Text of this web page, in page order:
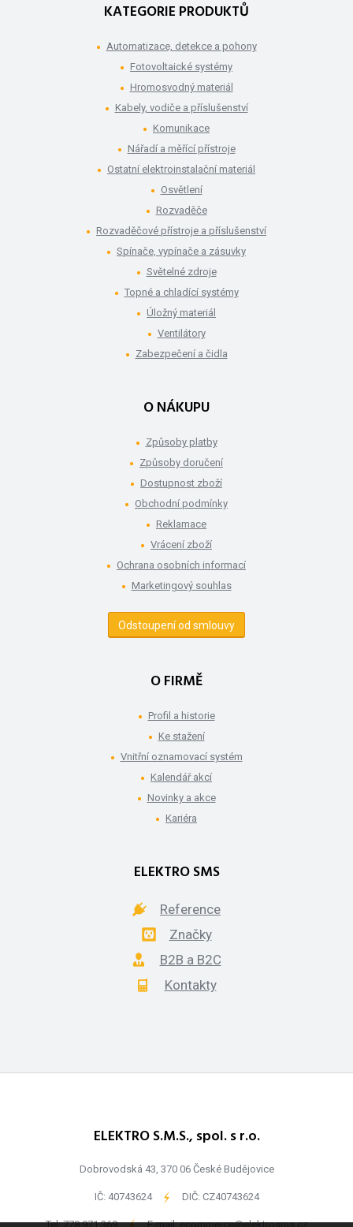
KATEGORIE PRODUKTŮ
Automatizace, detekce a pohony
Fotovoltaické systémy
Hromosvodný materiál
Kabely, vodiče a příslušenství
Komunikace
Nářadí a měřící přístroje
Ostatní elektroinstalační materiál
Osvětlení
Rozvaděče
Rozvaděčové přístroje a příslušenství
Spínače, vypínače a zásuvky
Světelné zdroje
Topné a chladící systémy
Úložný materiál
Ventilátory
Zabezpečení a čidla
O NÁKUPU
Způsoby platby
Způsoby doručení
Dostupnost zboží
Obchodní podmínky
Reklamace
Vrácení zboží
Ochrana osobních informací
Marketingový souhlas
Odstoupení od smlouvy
O FIRMĚ
Profil a historie
Ke stažení
Vnitřní oznamovací systém
Kalendář akcí
Novinky a akce
Kariéra
ELEKTRO SMS
Reference
Značky
B2B a B2C
Kontakty
ELEKTRO S.M.S., spol. s r.o.
Dobrovodská 43, 370 06 České Budějovice
IČ: 40743624 - DIČ: CZ40743624
Tel:778 971 369 - E-mail:ecommerce@elektrosms.cz